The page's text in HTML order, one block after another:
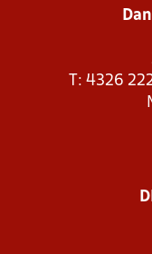
T: 4326